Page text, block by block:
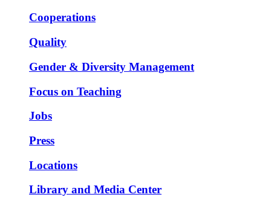
Cooperations
Quality
Gender & Diversity Management
Focus on Teaching
Jobs
Press
Locations
Library and Media Center